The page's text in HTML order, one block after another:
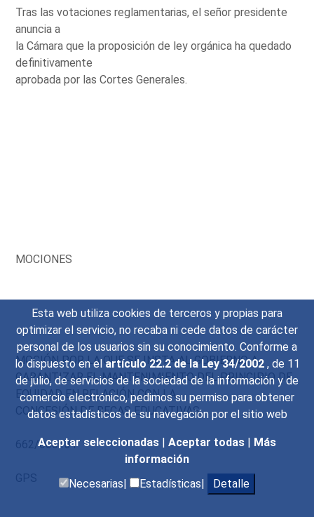
Esta web utiliza cookies de terceros y propias para
optimizar el servicio, no recaba ni cede datos de carácter
personal de los usuarios sin su conocimiento. Conforme a
lo dispuesto en elartículo 22.2 de la Ley 34/2002 , de 11
de julio, de servicios de la sociedad de la información y de
comercio electrónico, pedimos su permiso para obtener
datos estadísticos de su navegación por el sitio web
Aceptar seleccionadas | Aceptar todas | Más
información
Necesarias|
Estadísticas| Detalle
Tras las votaciones reglamentarias, el señor presidente
anuncia a
la Cámara que la proposición de ley orgánica ha quedado
definitivamente
aprobada por las Cortes Generales.
MOCIONES
MOCIÓN POR LA QUE SE INSTA AL GOBIERNO A
GARANTIZAR EL MANTENIMIENTO DEL PRINCIPIO DE
EQUIDAD EN RELACIÓN CON LA
CONCESIÓN DE BECAS EDUCATIVAS.
662/000131
GPS